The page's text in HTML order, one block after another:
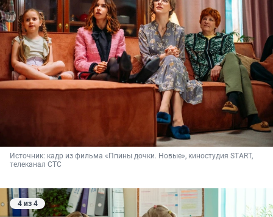
Источник: кадр из фильма «Ппины дочки. Новые», киностудия START,
телеканал СТС
4 из 4